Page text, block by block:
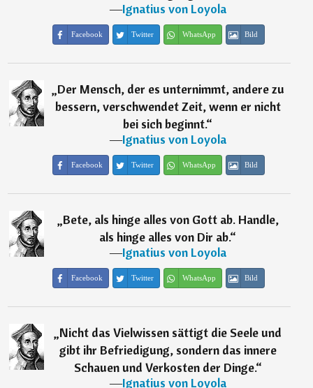
―Ignatius von Loyola
Facebook Twitter WhatsApp Bild
„Der Mensch, der es unternimmt, andere zu
bessern, verschwendet Zeit, wenn er nicht
bei sich beginnt.“
―Ignatius von Loyola
Facebook Twitter WhatsApp Bild
„Bete, als hinge alles von Gott ab. Handle,
als hinge alles von Dir ab.“
―Ignatius von Loyola
Facebook Twitter WhatsApp Bild
„Nicht das Vielwissen sättigt die Seele und
gibt ihr Befriedigung, sondern das innere
Schauen und Verkosten der Dinge.“
―Ignatius von Loyola